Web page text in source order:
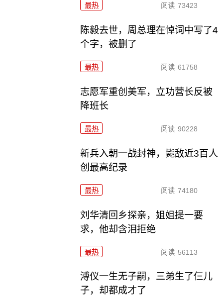
最热 阅读 73423
陈毅去世，周总理在悼词中写了4
个字，被删了
最热 阅读 61758
志愿军重创美军，立功营长反被
降班长
最热 阅读 90228
新兵入朝一战封神，毙敌近3百人
创最高纪录
最热 阅读 74180
刘华清回乡探亲，姐姐提一要
求，他却含泪拒绝
最热 阅读 56113
溥仪一生无子嗣，三弟生了仨儿
子，却都成才了